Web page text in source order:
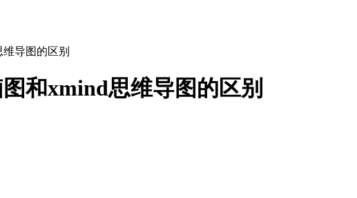
导图的区别
和xmind思维导图的区别